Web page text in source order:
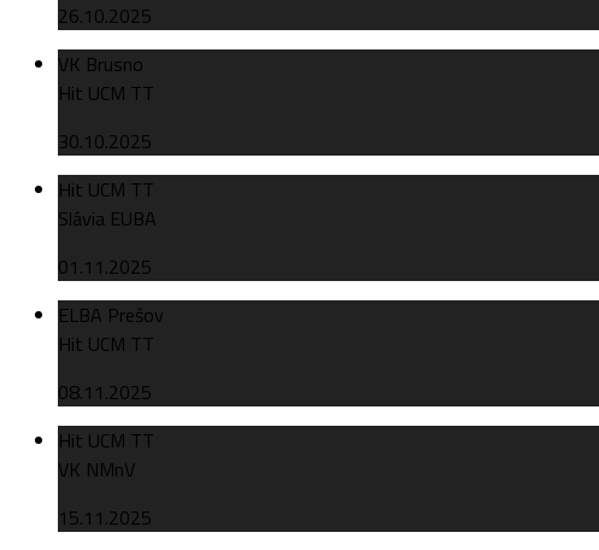
26.10.2025
VK Brusno
Hit UCM TT
30.10.2025
Hit UCM TT
Slávia EUBA
01.11.2025
ELBA Prešov
Hit UCM TT
08.11.2025
Hit UCM TT
VK NMnV
15.11.2025